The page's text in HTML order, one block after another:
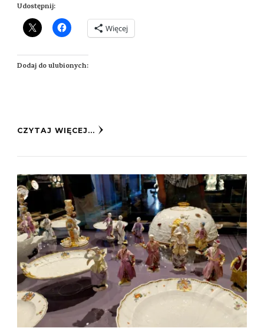
Udostępnij:
Więcej
Dodaj do ulubionych:
CZYTAJ WIĘCEJ...